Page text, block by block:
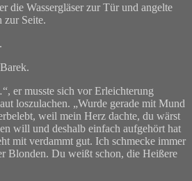
die Wassergläser zur Tür und angelte
zur Seite.
er musste sich vor Erleichterung
loszulachen. „Wurde gerade mit Mund
weil mein Herz dachte, du wärst
will und deshalb einfach aufgehört hat
mit verdammt gut. Ich schmecke immer
Blonden. Du weißt schon, die Heißere